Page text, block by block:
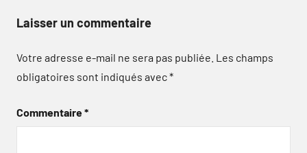
Laisser un commentaire
Votre adresse e-mail ne sera pas publiée. Les champs
obligatoires sont indiqués avec*
Commentaire*